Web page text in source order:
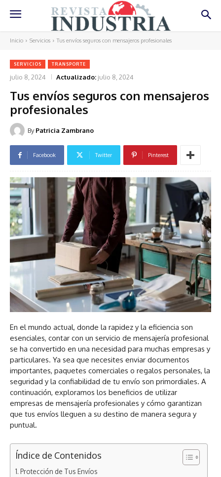
Inicio Servicios Tus envíos seguros con mensajeros profesionales
SERVICIOS TRANSPORTE
julio 8, 2024 Actualizado: julio 8, 2024
Tus envíos seguros con mensajeros
profesionales
By Patricia Zambrano
Facebook Twitter Pinterest
En el mundo actual, donde la rapidez y la eficiencia son
esenciales, contar con un servicio de mensajería profesional
se ha convertido en una necesidad para muchas empresas y
particulares. Ya sea que necesites enviar documentos
importantes, paquetes comerciales o regalos personales, la
seguridad y la confiabilidad de tu envío son primordiales. A
continuación, exploramos los beneficios de utilizar
empresas de mensajería profesionales y cómo garantizan
que tus envíos lleguen a su destino de manera segura y
puntual.
Índice de Contenidos
Protección de Tus Envíos